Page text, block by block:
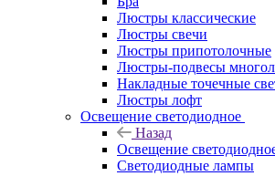
Люстры классические
Люстры свечи
Люстры припотолочные
Люстры-подвесы
Накладные точечные
Люстры лофт
Освещение светодиодное
Назад
Освещение
Светодиодные лампы